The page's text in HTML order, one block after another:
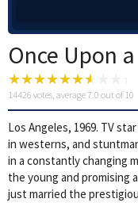
Once Upon
14426 votes, average7.0 out of 10
Los Angeles, 1969. TV
in westerns, and
in a constantly changing
the young and promising
just married the